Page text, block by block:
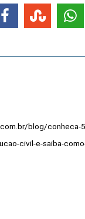
blog/conheca-
civil-e-saiba-